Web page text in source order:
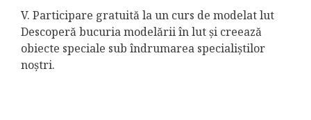
V. Participare gratuită la un curs de modelat lut
Descoperă bucuria modelării în lut și creează
obiecte speciale sub îndrumarea specialiștilor
noștri.